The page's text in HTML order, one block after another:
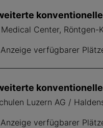
Center,
verfügbarer
Luzern AG /
verfügbarer